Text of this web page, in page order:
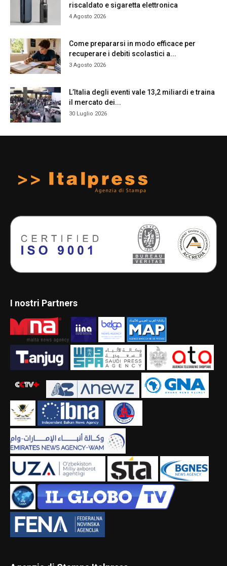
riscaldato e sigaretta elettronica
4 Agosto 2026
Come prepararsi in modo efficace per
recuperare i debiti scolastici a...
3 Agosto 2026
L’Italia degli eventi vale 13,2 miliardi e traina
il mercato dei...
30 Luglio 2026
I nostri Partners